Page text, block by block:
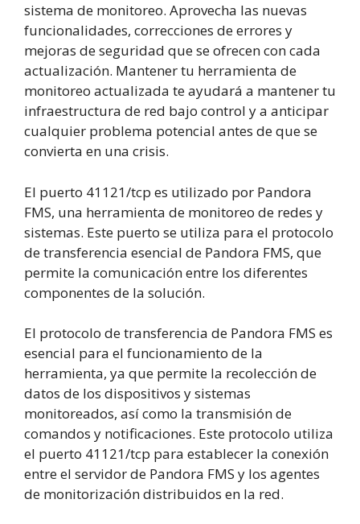
sistema de monitoreo. Aprovecha las nuevas
funcionalidades, correcciones de errores y
mejoras de seguridad que se ofrecen con cada
actualización. Mantener tu herramienta de
monitoreo actualizada te ayudará a mantener tu
infraestructura de red bajo control y a anticipar
cualquier problema potencial antes de que se
convierta en una crisis.
El puerto 41121/tcp es utilizado por Pandora
FMS, una herramienta de monitoreo de redes y
sistemas. Este puerto se utiliza para el protocolo
de transferencia esencial de Pandora FMS, que
permite la comunicación entre los diferentes
componentes de la solución.
El protocolo de transferencia de Pandora FMS es
esencial para el funcionamiento de la
herramienta, ya que permite la recolección de
datos de los dispositivos y sistemas
monitoreados, así como la transmisión de
comandos y notificaciones. Este protocolo utiliza
el puerto 41121/tcp para establecer la conexión
entre el servidor de Pandora FMS y los agentes
de monitorización distribuidos en la red.